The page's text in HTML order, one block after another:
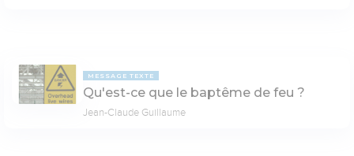
MESSAGE TEXTE
Qu'est-ce que le baptême de feu ?
Jean-Claude Guillaume